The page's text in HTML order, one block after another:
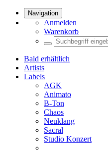
Navigation
Anmelden
Warenkorb
Bald erhältlich
Artists
Labels
AGK
Animato
B-Ton
Chaos
Neuklang
Sacral
Studio Konzert